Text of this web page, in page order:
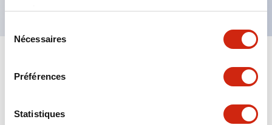
services.
Nécessaires
Préférences
Statistiques
Tout développer+